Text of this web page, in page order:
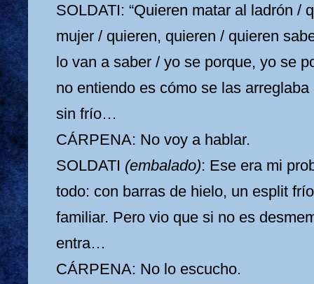
SOLDATI: “Quieren matar al ladrón /
mujer / quieren, quieren / quieren
lo van a saber / yo se porque, yo se
no entiendo es cómo se las
sin frío…
CÁRPENA: No voy a hablar.
SOLDATI (embalado): Ese era mi
todo: con barras de hielo, un esplit
familiar. Pero vio que si no es
entra…
CÁRPENA: No lo escucho.